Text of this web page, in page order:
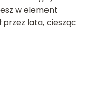
w element
przez lata, ciesząc